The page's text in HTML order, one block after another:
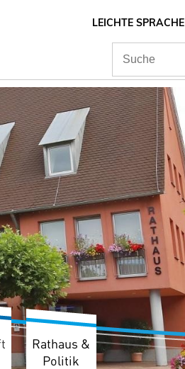
LEICHTE SPRACHE
Rathaus &
Politik